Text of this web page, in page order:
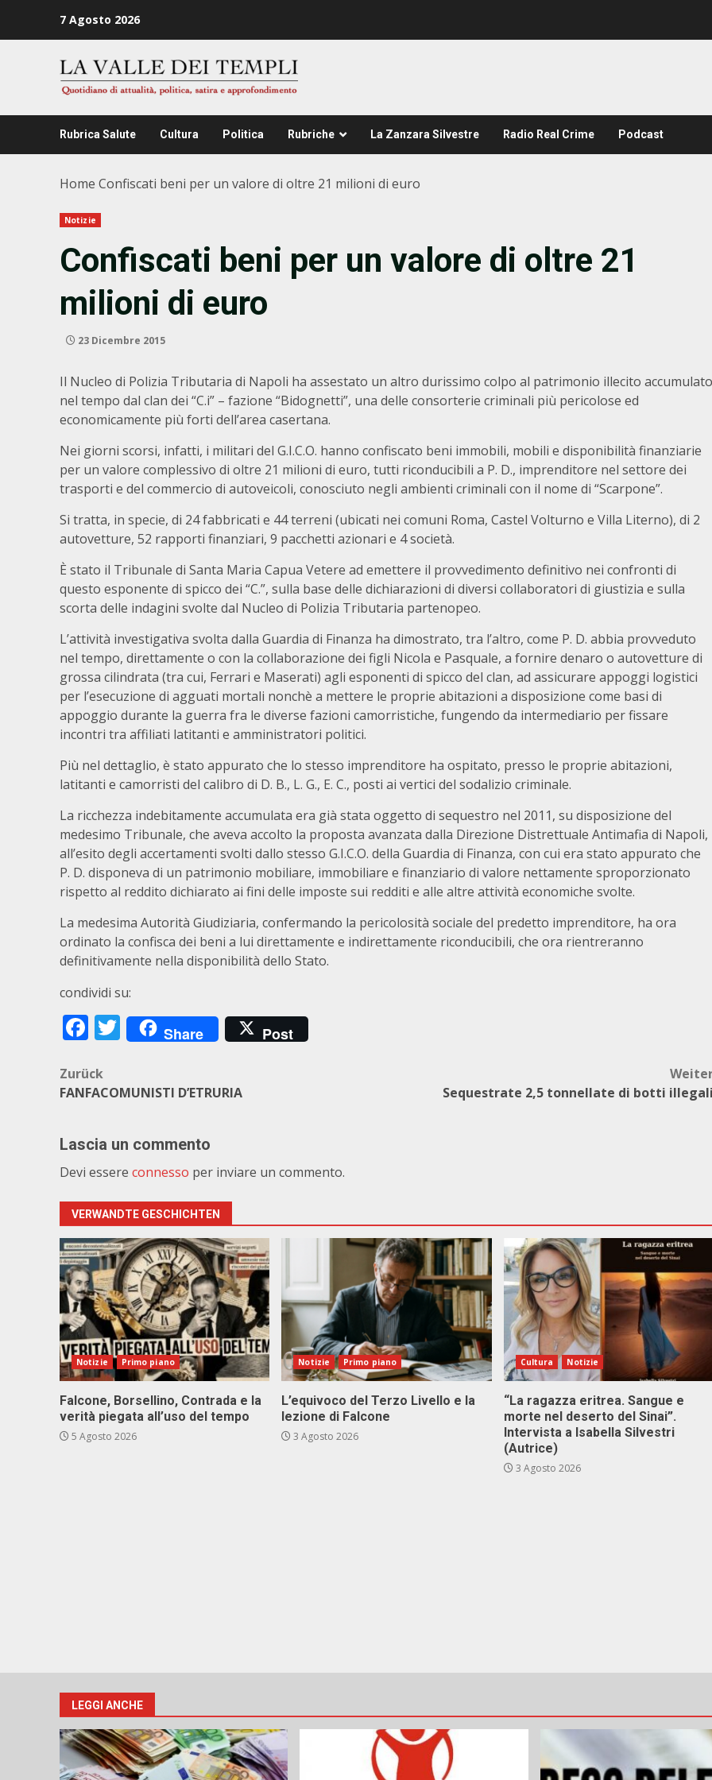
7 Agosto 2026
Rubrica Salute Cultura Politica Rubriche La Zanzara Silvestre Radio Real Crime Podcast
Home Confiscati beni per un valore di oltre 21 milioni di euro
Notizie
Confiscati beni per un valore di oltre 21
milioni di euro
23 Dicembre 2015
Il Nucleo di Polizia Tributaria di Napoli ha assestato un altro durissimo colpo al patrimonio illecito accumulato
nel tempo dal clan dei “C.i” – fazione “Bidognetti”, una delle consorterie criminali più pericolose ed
economicamente più forti dell’area casertana.
Nei giorni scorsi, infatti, i militari del G.I.C.O. hanno confiscato beni immobili, mobili e disponibilità finanziarie
per un valore complessivo di oltre 21 milioni di euro, tutti riconducibili a P. D., imprenditore nel settore dei
trasporti e del commercio di autoveicoli, conosciuto negli ambienti criminali con il nome di “Scarpone”.
Si tratta, in specie, di 24 fabbricati e 44 terreni (ubicati nei comuni Roma, Castel Volturno e Villa Literno), di 2
autovetture, 52 rapporti finanziari, 9 pacchetti azionari e 4 società.
È stato il Tribunale di Santa Maria Capua Vetere ad emettere il provvedimento definitivo nei confronti di
questo esponente di spicco dei “C.”, sulla base delle dichiarazioni di diversi collaboratori di giustizia e sulla
scorta delle indagini svolte dal Nucleo di Polizia Tributaria partenopeo.
L’attività investigativa svolta dalla Guardia di Finanza ha dimostrato, tra l’altro, come P. D. abbia provveduto
nel tempo, direttamente o con la collaborazione dei figli Nicola e Pasquale, a fornire denaro o autovetture di
grossa cilindrata (tra cui, Ferrari e Maserati) agli esponenti di spicco del clan, ad assicurare appoggi logistici
per l’esecuzione di agguati mortali nonchè a mettere le proprie abitazioni a disposizione come basi di
appoggio durante la guerra fra le diverse fazioni camorristiche, fungendo da intermediario per fissare
incontri tra affiliati latitanti e amministratori politici.
Più nel dettaglio, è stato appurato che lo stesso imprenditore ha ospitato, presso le proprie abitazioni,
latitanti e camorristi del calibro di D. B., L. G., E. C., posti ai vertici del sodalizio criminale.
La ricchezza indebitamente accumulata era già stata oggetto di sequestro nel 2011, su disposizione del
medesimo Tribunale, che aveva accolto la proposta avanzata dalla Direzione Distrettuale Antimafia di Napoli,
all’esito degli accertamenti svolti dallo stesso G.I.C.O. della Guardia di Finanza, con cui era stato appurato che
P. D. disponeva di un patrimonio mobiliare, immobiliare e finanziario di valore nettamente sproporzionato
rispetto al reddito dichiarato ai fini delle imposte sui redditi e alle altre attività economiche svolte.
La medesima Autorità Giudiziaria, confermando la pericolosità sociale del predetto imprenditore, ha ora
ordinato la confisca dei beni a lui direttamente e indirettamente riconducibili, che ora rientreranno
definitivamente nella disponibilità dello Stato.
condividi su:
Facebook
Twitter
Share Post
Beitragsnavigation
Zurück
FANFACOMUNISTI D’ETRURIA
Sequestrate 2,5 tonnellate di botti
Lascia un commento
Devi essere connesso per inviare un commento.
VERWANDTE GESCHICHTEN
Notizie Primo piano
Falcone, Borsellino, Contrada e la
verità piegata all’uso del tempo
5 Agosto 2026
Notizie Primo piano
L’equivoco del Terzo Livello e la
lezione di Falcone
3 Agosto 2026
Cultura Notizie
“La ragazza eritrea. Sangue e
morte nel deserto del Sinai”.
Intervista a Isabella Silvestri
(Autrice)
3 Agosto 2026
LEGGI ANCHE